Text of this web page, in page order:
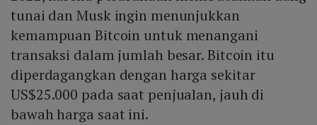
tunai dan Musk ingin menunjukkan
kemampuan Bitcoin untuk menangani
transaksi dalam jumlah besar. Bitcoin itu
diperdagangkan dengan harga sekitar
US$25.000 pada saat penjualan, jauh di
bawah harga saat ini.